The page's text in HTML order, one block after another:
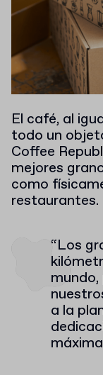
El café, al
todo un
Coffee
mejores
como
restaurantes.
“Los
a la